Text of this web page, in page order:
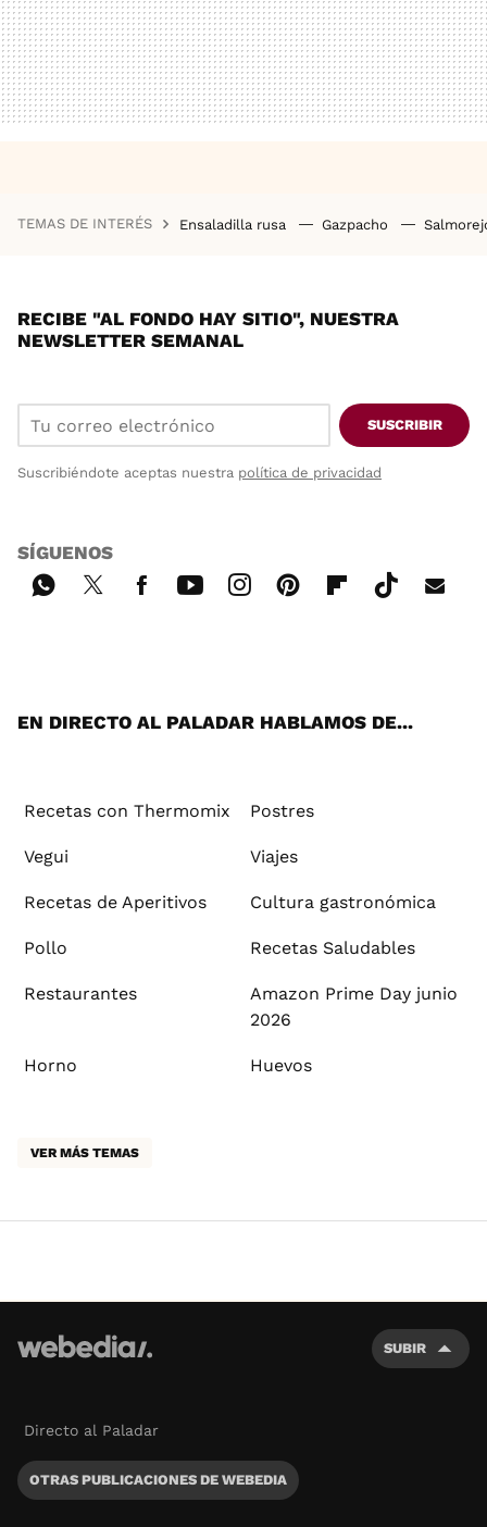
TEMAS DE INTERÉS Ensaladilla rusa Gazpacho
RECIBE "AL FONDO HAY SITIO", NUESTRA
NEWSLETTER SEMANAL
SUSCRIBIR
Suscribiéndote aceptas nuestra política de privacidad
SÍGUENOS
EN DIRECTO AL PALADAR HABLAMOS DE...
Recetas con Thermomix Postres
Vegui Viajes
Recetas de Aperitivos Cultura gastronómica
Pollo Recetas Saludables
Restaurantes
Amazon Prime Day junio
2026
Horno Huevos
VER MÁS TEMAS
SUBIR
Directo al Paladar
OTRAS PUBLICACIONES DE WEBEDIA